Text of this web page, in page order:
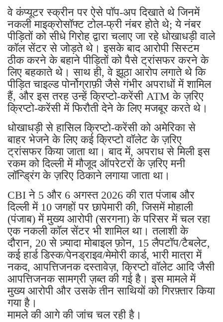
वे कंप्यूटर स्क्रीन पर ऐसे पॉप-अप दिखाते थे जिनमें
नकली माइक्रोसॉफ्ट टोल-फ्री नंबर होते थे; ये नंबर
पीड़ितों को सीधे गिरोह द्वारा चलाए जा रहे धोखाधड़ी वाले
कॉल सेंटर से जोड़ते थे। इसके बाद आरोपी सिस्टम
ठीक करने के बहाने पीड़ितों को पैसे ट्रांसफर करने के
लिए बहकाते थे। साथ ही, वे झूठा आरोप लगाते थे कि
पीड़ित चाइल्ड पोर्नोग्राफ़ी जैसे गंभीर अपराधों में शामिल
हैं, और इस तरह उन्हें क्रिप्टो-करेंसी ATM के ज़रिए
क्रिप्टो-करेंसी में फिरौती देने के लिए मजबूर करते थे।
धोखाधड़ी से हासिल क्रिप्टो-करेंसी को अमेरिका से
बाहर भेजने के लिए कई क्रिप्टो वॉलेट के ज़रिए
ट्रांसफर किया जाता था। बाद में, अपराध से मिली इस
रकम को दिल्ली में मौजूद ऑपरेटरों के ज़रिए मनी
लॉन्ड्रिंग के ज़रिए ठिकाने लगाया जाता था।
CBI ने 5 और 6 अगस्त 2026 की रात पंजाब और
दिल्ली में 10 जगहों पर छापेमारी की, जिसमें मोहाली
(पंजाब) में मुख्य आरोपी (सरगना) के परिसर में चल रहा
एक नकली कॉल सेंटर भी शामिल था। तलाशी के
दौरान, 20 से ज़्यादा मोबाइल फ़ोन, 15 लैपटॉप/टैबलेट,
कई हार्ड डिस्क/पेनड्राइव/मेमोरी कार्ड, भारी मात्रा में
नकद, आपत्तिजनक दस्तावेज़, क्रिप्टो वॉलेट आदि जैसी
आपत्तिजनक सामग्री ज़ब्त की गई है। इस मामले में
मुख्य आरोपी और उसके तीन साथियों को गिरफ़्तार किया
गया है।
मामले की आगे की जांच चल रही है।